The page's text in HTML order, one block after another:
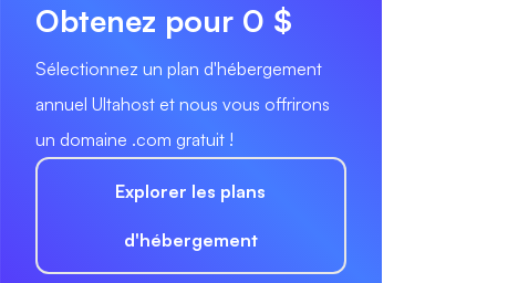
Obtenez pour 0 $
Sélectionnez un plan d'hébergement
annuel Ultahost et nous vous offrirons
un domaine .com gratuit !
Explorer les plans
d'hébergement